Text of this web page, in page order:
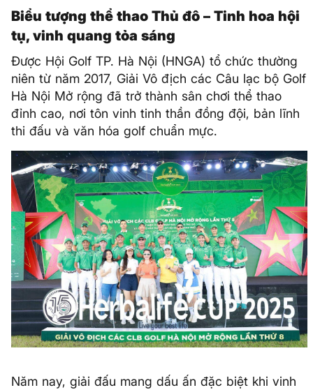
Biểu tượng thể thao Thủ đô – Tinh hoa hội
tụ, vinh quang tỏa sáng
Được Hội Golf TP. Hà Nội (HNGA) tổ chức thường
niên từ năm 2017, Giải Vô địch các Câu lạc bộ Golf
Hà Nội Mở rộng đã trở thành sân chơi thể thao
đỉnh cao, nơi tôn vinh tinh thần đồng đội, bản lĩnh
thi đấu và văn hóa golf chuẩn mực.
Năm nay, giải đấu mang dấu ấn đặc biệt khi vinh